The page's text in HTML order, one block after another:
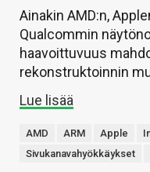
Ainakin AMD:n,
Qualcommin
haavoittuvuus
rekonstruktoinnin
Lue lisää
AMD ARM Apple
Sivukanavahyökkäykset